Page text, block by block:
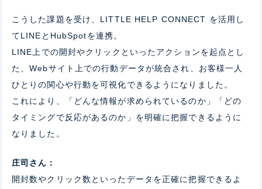
こうした課題を受け、LITTLE HELP CONNECT を活用し
てLINEとHubSpotを連携。
LINE上での開封やクリックといったアクションを起点とし
た、Webサイト上での行動データが統合され、お客様一人
ひとりの関心や行動を可視化できるようになりました。
これにより、「どんな情報が求められているのか」「どの
タイミングで反応があるのか」を明確に把握できるように
なりました。
庄司さん：
開封数やクリック数といったデータを正確に把握できるよ